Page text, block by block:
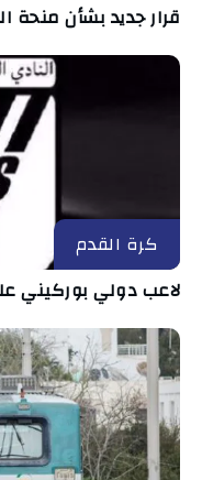
قرار جديد بشأن منحة
كرة القدم
لاعب دولي بوركيني